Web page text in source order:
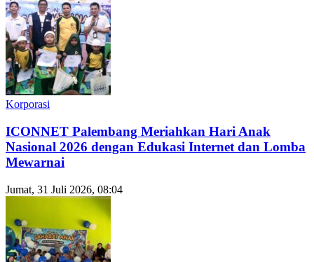
Korporasi
ICONNET Palembang Meriahkan Hari Anak
Nasional 2026 dengan Edukasi Internet dan Lomba
Mewarnai
Jumat, 31 Juli 2026, 08:04